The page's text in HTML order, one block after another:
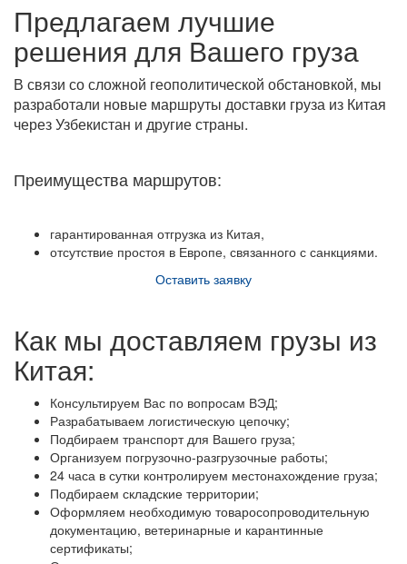
Предлагаем лучшие
решения для Вашего груза
В связи со сложной геополитической обстановкой, мы
разработали новые маршруты доставки груза из Китая
через Узбекистан и другие страны.
Преимущества маршрутов:
гарантированная отгрузка из Китая,
отсутствие простоя в Европе, связанного с санкциями.
Оставить заявку
Как мы доставляем грузы из
Китая:
Консультируем Вас по вопросам ВЭД;
Разрабатываем логистическую цепочку;
Подбираем транспорт для Вашего груза;
Организуем погрузочно-разгрузочные работы;
24 часа в сутки контролируем местонахождение груза;
Подбираем складские территории;
Оформляем необходимую товаросопроводительную
документацию, ветеринарные и карантинные
сертификаты;